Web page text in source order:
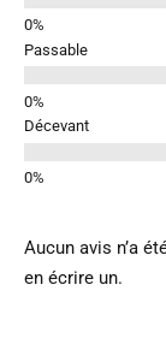
Passable
Décevant
Aucun avis n’a
en écrire un.